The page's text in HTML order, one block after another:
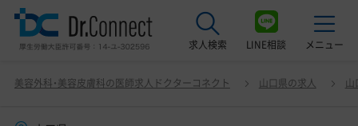
求人検索 LINE相談 メニュー
美容外科・美容皮膚科の医師求人ドクターコネクト 山口県の求人 山
山口県の美容皮膚科の医師求人一覧 変更